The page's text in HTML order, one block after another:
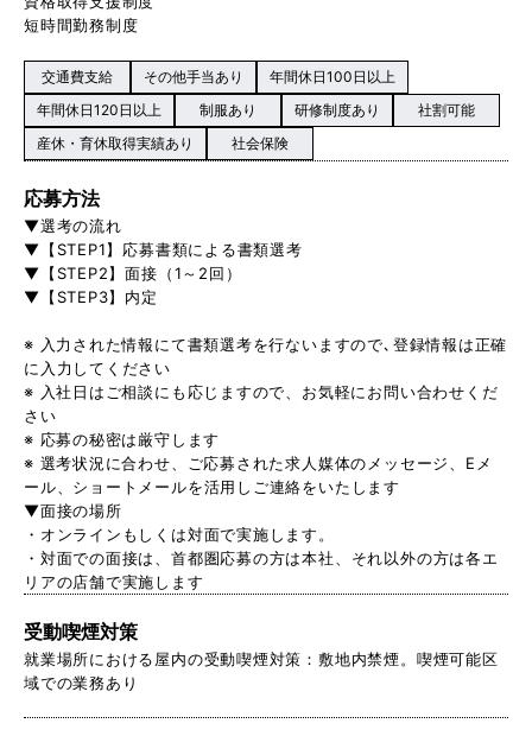
短時間勤務制度
交通費支給 その他手当あり
年間休日100日以上
年間休日120日以上
制服あり 研修制度あり
社割可能
産休・育休取得実績あり
社会保険
応募方法
▼選考の流れ
▼【STEP1】応募書類による書類選考
▼【STEP2】面接（1～2回）
▼【STEP3】内定
※ 入力された情報にて書類選考を行ないますので､登録情報は正確
に入力してください
※ 入社日はご相談にも応じますので、お気軽にお問い合わせくだ
さい
※ 応募の秘密は厳守します
※ 選考状況に合わせ、ご応募された求人媒体のメッセージ、Eメ
ール、ショートメールを活用しご連絡をいたします
▼面接の場所
・オンラインもしくは対面で実施します。
・対面での面接は、首都圏応募の方は本社、それ以外の方は各エ
リアの店舗で実施します
受動喫煙対策
就業場所における屋内の受動喫煙対策：敷地内禁煙。喫煙可能区
域での業務あり